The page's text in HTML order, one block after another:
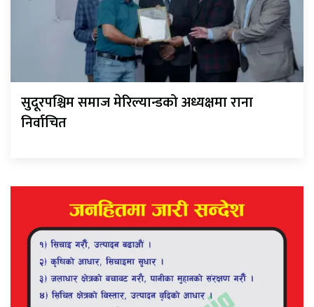
सुदूरपश्चिम समाज मेरिल्यान्डको अध्यक्षमा राना
निर्वाचित